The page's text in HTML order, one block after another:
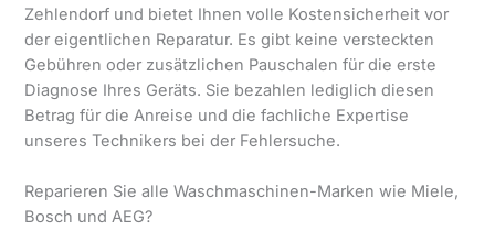
Zehlendorf und bietet Ihnen volle Kostensicherheit vor
der eigentlichen Reparatur. Es gibt keine versteckten
Gebühren oder zusätzlichen Pauschalen für die erste
Diagnose Ihres Geräts. Sie bezahlen lediglich diesen
Betrag für die Anreise und die fachliche Expertise
unseres Technikers bei der Fehlersuche.
Reparieren Sie alle Waschmaschinen-Marken wie Miele,
Bosch und AEG?